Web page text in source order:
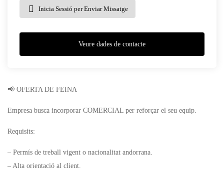
Inicia Sessió per Enviar Missatge
Veure dades de contacte
📢 OFERTA DE FEINA
Empresa busca incorporar COMERCIAL per reforçar el seu equip.
Requisits:
– Permís de treball vigent o nacionalitat andorrana.
– Alta orientació al client.